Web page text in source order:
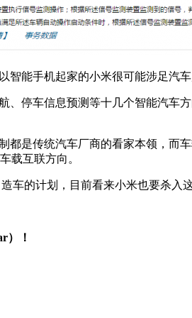
能手机起家的小米很可能涉足汽
停车信息预测等十几个智能汽车
是传统汽车厂商的看家本领，而
载互联方向。
的计划，目前看来小米也要杀入
）！